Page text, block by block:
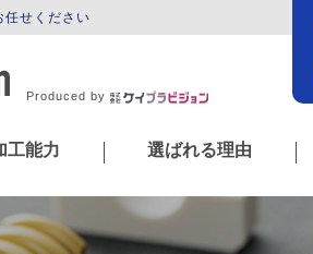
任せください
Produced by
工能力 選ばれる理由